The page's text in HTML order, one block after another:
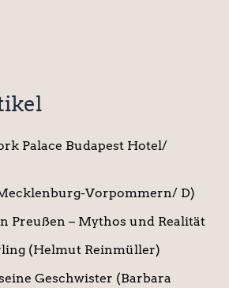
Palace Budapest Hotel/
Vorpommern/ D)
Preußen – Mythos und Realität
(Helmut Reinmüller)
Geschwister (Barbara